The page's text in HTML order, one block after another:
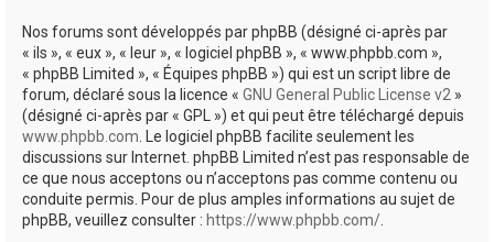
Nos forums sont développés par phpBB (désigné ci-après par
« ils », « eux », « leur », « logiciel phpBB », « www.phpbb.com »,
« phpBB Limited », « Équipes phpBB ») qui est un script libre de
forum, déclaré sous la licence « GNU General Public License v2 »
(désigné ci-après par « GPL ») et qui peut être téléchargé depuis
www.phpbb.com . Le logiciel phpBB facilite seulement les
discussions sur Internet. phpBB Limited n’est pas responsable de
ce que nous acceptons ou n’acceptons pas comme contenu ou
conduite permis. Pour de plus amples informations au sujet de
phpBB, veuillez consulter : https://www.phpbb.com/